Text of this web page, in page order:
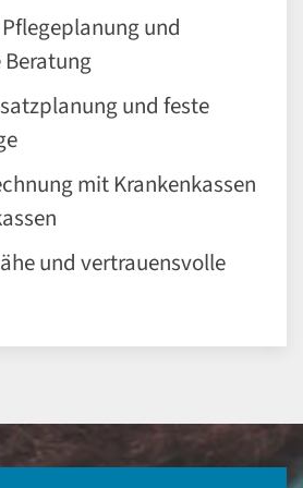
und
und feste
mit Krankenkassen
und vertrauensvolle